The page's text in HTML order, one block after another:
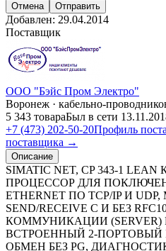
Отмена Отправить
Добавлен: 29.04.2014
Поставщик
ООО "Бэйс Пром Электро"
Воронеж · кабельно-
5 343 товараБыл в сети
+7 (473) 202-50-20Профиль
поставщика →
Описание
SIMATIC NET, CP 343-1
ПРОЦЕССОР ДЛЯ
ETHERNET ПО TCP/IP И UDP,
SEND/RECEIVE С И БЕЗ
КОММУНИКАЦИИ (SERVER)
ВСТРОЕННЫЙ 2-ПОРТОВЫЙ
ОБМЕН БЕЗ PG,